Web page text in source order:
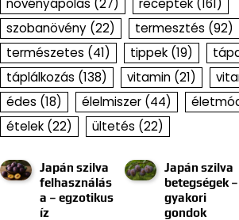
szobanövény (22) termesztés (92)
természetes (41) tippek (19)
táplálkozás (138) vitamin (21)
édes (18) élelmiszer (44)
ételek (22) ültetés (22)
Japán szilva
felhasználás
a – egzotikus
íz
Japán szilva
betegségek –
gyakori
gondok